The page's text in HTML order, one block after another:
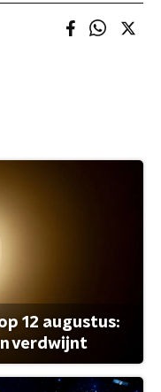
12 augustus:
verdwijnt